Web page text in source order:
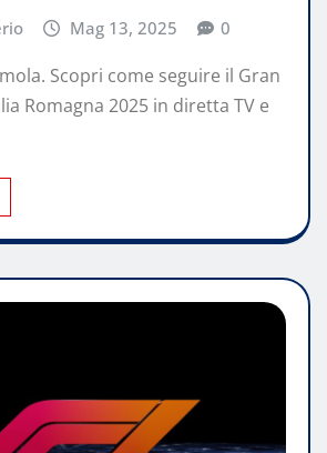
Mag 13, 2025 0
Scopri come seguire il Gran
Romagna 2025 in diretta TV e